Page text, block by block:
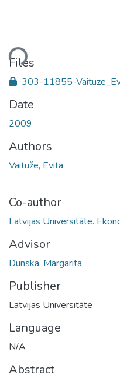
Files
303-11855-
Date
2009
Authors
Vaituže, Evita
Co-author
Latvijas Universitāte.
Advisor
Dunska, Margarita
Publisher
Latvijas Universitāte
Language
N/A
Abstract